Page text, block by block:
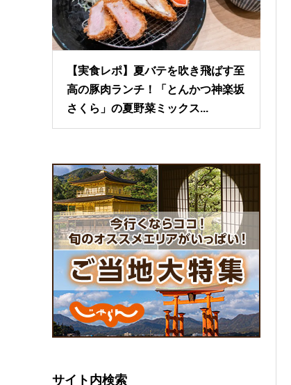
【実食レポ】夏バテを吹き飛ばす至
高の豚肉ランチ！「とんかつ神楽坂
さくら」の夏野菜ミックス...
サイト内検索